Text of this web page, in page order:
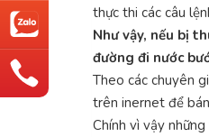
thực thi các câu
Như vậy, nếu bị
đường đi nước
Theo các chuyên
trên inernet để
Chính vì vậy